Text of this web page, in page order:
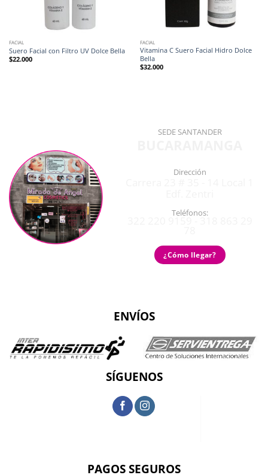
FACIAL
Suero Facial con Filtro UV Dolce Bella
$22.000
FACIAL
Vitamina C Suero Facial Hidro Dolce
Bella
$32.000
SEDE SANTANDER
Dirección
Teléfonos:
¿Cómo llegar?
ENVÍOS
SÍGUENOS
PAGOS SEGUROS